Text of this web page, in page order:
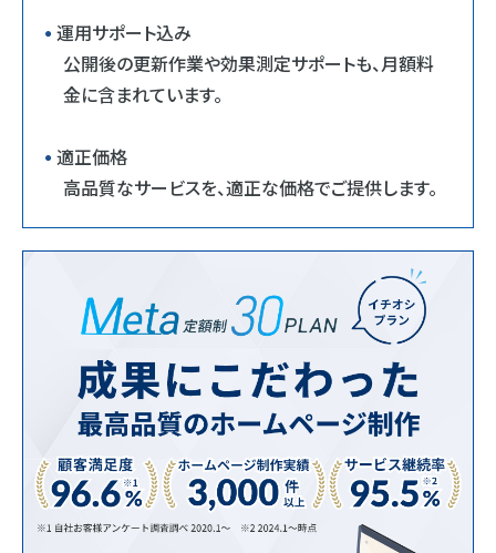
運用サポート込み
公開後の更新作業や効果測定サポートも、月額料
金に含まれています。
適正価格
高品質なサービスを、適正な価格でご提供します。